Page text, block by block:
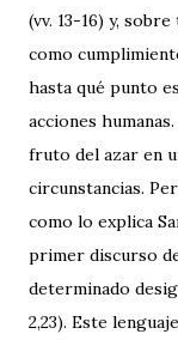
(vv. 13-16) y,
como
hasta qué punto
acciones
fruto del azar en
circunstancias.
como lo explica
primer discurso
determinado
2,23). Este